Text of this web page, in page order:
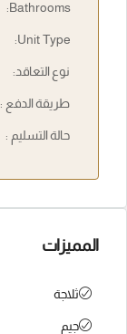
Bathrooms:
Unit Type:
نوع التعاقد:
طريقة الدفع :
حالة التسليم :
المميزات
ثلاجة
جيم